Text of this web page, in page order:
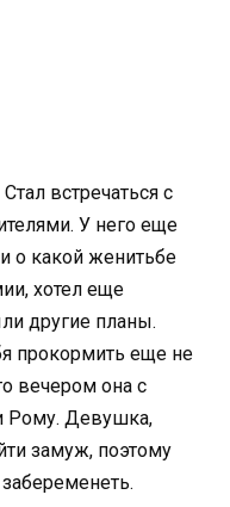
встречаться с
У него еще
о какой женитьбе
хотел еще
другие планы.
прокормить еще не
вечером она с
Рому. Девушка,
замуж, поэтому